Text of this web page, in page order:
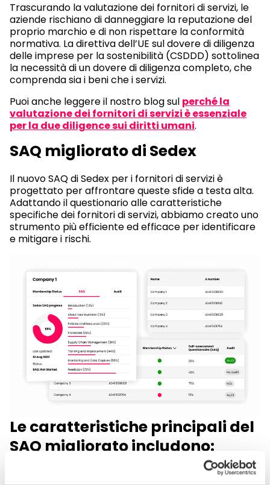
Trascurando la valutazione dei fornitori di servizi, le
aziende rischiano di danneggiare la reputazione del
proprio marchio e di non rispettare la conformità
normativa. La direttiva dell’UE sul dovere di diligenza
delle imprese per la sostenibilità (CSDDD) sottolinea
la necessità di un dovere di diligenza completo, che
comprenda sia i beni che i servizi.
Puoi anche leggere il nostro blog sul perché la
valutazione dei fornitori di servizi è essenziale
per la due diligence sui diritti umani.
SAQ migliorato di Sedex
Il nuovo SAQ di Sedex per i fornitori di servizi è
progettato per affrontare queste sfide a testa alta.
Adattando il questionario alle caratteristiche
specifiche dei fornitori di servizi, abbiamo creato uno
strumento più efficiente ed efficace per identificare
e mitigare i rischi.
Le caratteristiche principali del
SAQ migliorato includono:
Approccio basato sulle caratteristiche:Le